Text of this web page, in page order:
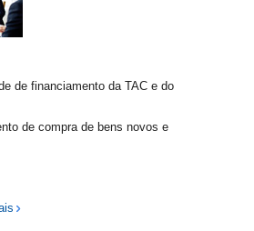
de financiamento da TAC e do
de compra de bens novos e